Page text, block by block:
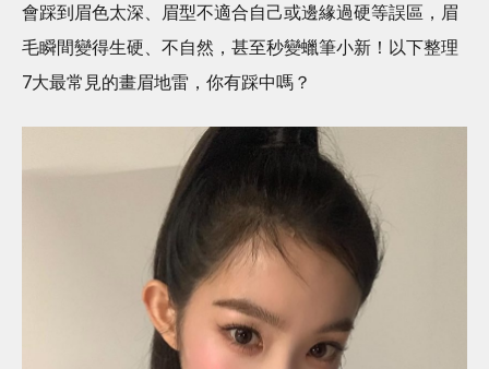
會踩到眉色太深、眉型不適合自己或邊緣過硬等誤區，眉
毛瞬間變得生硬、不自然，甚至秒變蠟筆小新！以下整理
7大最常見的畫眉地雷，你有踩中嗎？